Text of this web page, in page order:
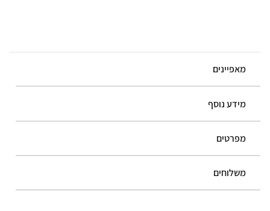
מאפיינים
מידע נוסף
מפרטים
משלוחים